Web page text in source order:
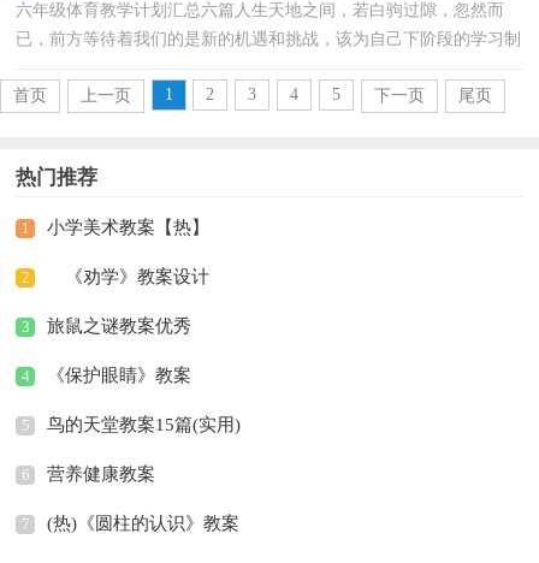
六年级体育教学计划汇总六篇人生天地之间，若白驹过隙，忽然而
已，前方等待着我们的是新的机遇和挑战，该为自己下阶段的学习制
首页
上一页 1 2 3 4 5 下一页 尾页
热门推荐
1 小学美术教案【热】
2 《劝学》教案设计
3 旅鼠之谜教案优秀
4 《保护眼睛》教案
5 鸟的天堂教案15篇(实用)
6 营养健康教案
7 (热)《圆柱的认识》教案